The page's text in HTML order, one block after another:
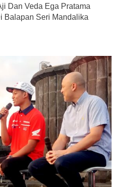
Dan Veda Ega Pratama
Balapan Seri Mandalika